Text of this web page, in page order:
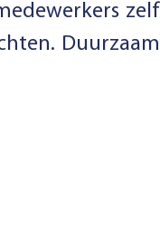
zelf
Duurzaam